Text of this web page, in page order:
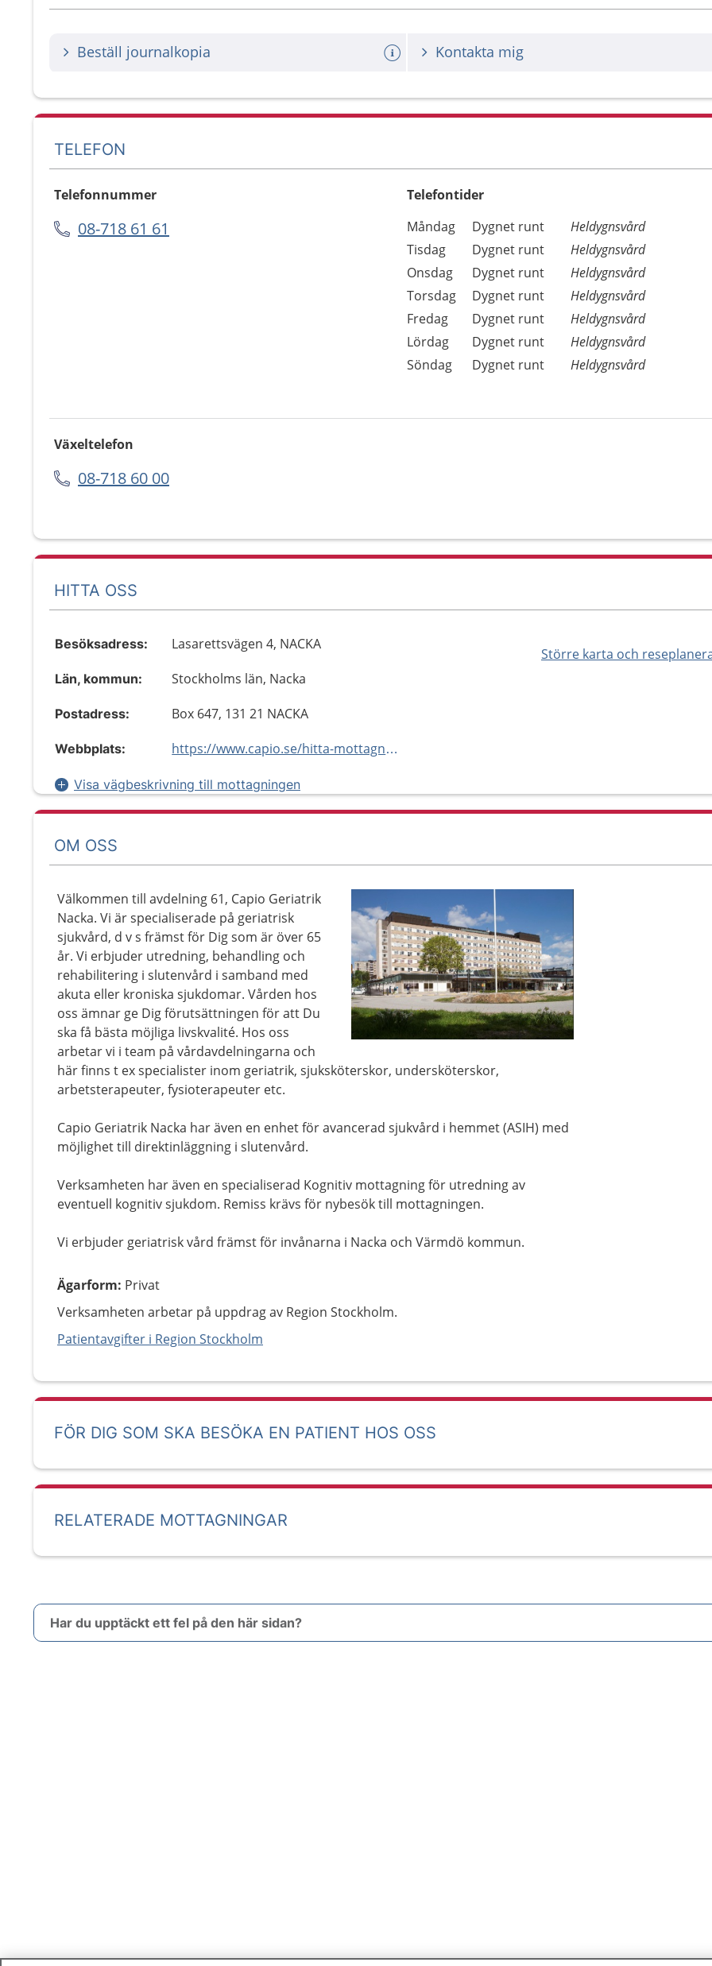
Beställ journalkopia Kontakta mig
TELEFON
Telefonnummer
08-718 61 61
Telefontider
Dag
Öppettider
Kommentarer
Måndag Dygnet runt
Heldygnsvård
Tisdag
Dygnet runt
Heldygnsvård
Onsdag
Dygnet runt
Heldygnsvård
Torsdag
Dygnet runt
Heldygnsvård
Fredag
Dygnet runt
Heldygnsvård
Lördag
Dygnet runt
Heldygnsvård
Söndag
Dygnet runt Heldygnsvård
Växeltelefon
08-718 60 00
HITTA OSS
Större karta och
Besöksadress: Lasarettsvägen 4, NACKA
Län, kommun: Stockholms län, Nacka
Postadress: Box 647, 131 21 NACKA
Webbplats: https://www.capio.se/hitta-mottagning/specialistvard/geriatrik/nacka/
Visa vägbeskrivning till mottagningen
OM OSS
Välkommen till avdelning 61, Capio Geriatrik
Nacka. Vi är specialiserade på geriatrisk
sjukvård, d v s främst för Dig som är över 65
år. Vi erbjuder utredning, behandling och
rehabilitering i slutenvård i samband med
akuta eller kroniska sjukdomar. Vården hos
oss ämnar ge Dig förutsättningen för att Du
ska få bästa möjliga livskvalité. Hos oss
arbetar vi i team på vårdavdelningarna och
här finns t ex specialister inom geriatrik, sjuksköterskor, undersköterskor,
arbetsterapeuter, fysioterapeuter etc.
Capio Geriatrik Nacka har även en enhet för avancerad sjukvård i hemmet (ASIH) med
möjlighet till direktinläggning i slutenvård.
Verksamheten har även en specialiserad Kognitiv mottagning för utredning av
eventuell kognitiv sjukdom. Remiss krävs för nybesök till mottagningen.
Vi erbjuder geriatrisk vård främst för invånarna i Nacka och Värmdö kommun.
Ägarform: Privat
Verksamheten arbetar på uppdrag av Region Stockholm.
Patientavgifter i Region Stockholm
FÖR DIG SOM SKA BESÖKA EN PATIENT HOS OSS
RELATERADE MOTTAGNINGAR
Har du upptäckt ett fel på den här sidan?